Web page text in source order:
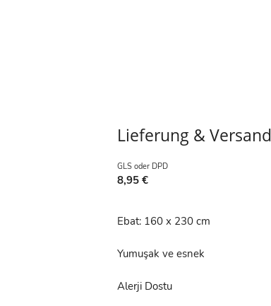
Lieferung & Versand
GLS oder DPD
8,95 €
Ebat: 160 x 230 cm
Yumuşak ve esnek
Alerji Dostu